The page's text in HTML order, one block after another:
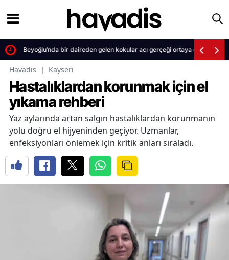
Beyoğlu’nda bir daireden gelen kokular acı gerçeği ortaya çıkardı
Havadis | Kayseri
Hastalıklardan korunmak için el
yıkama rehberi
Yaz aylarında artan salgın hastalıklardan korunmanın
yolu doğru el hijyeninden geçiyor. Uzmanlar,
enfeksiyonları önlemek için kritik anları sıraladı.